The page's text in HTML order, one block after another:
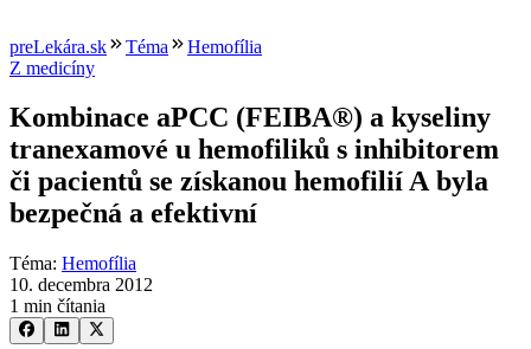
preLekára.sk Téma
Hemofília
Z medicíny
Kombinace aPCC (FEIBA®) a kyseliny
tranexamové u hemofiliků s inhibitorem
či pacientů se získanou hemofilií A byla
bezpečná a efektivní
Téma: Hemofília
10. decembra 2012
1 min čítania